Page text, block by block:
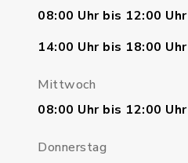
08:00 Uhr bis 12:00 Uhr
14:00 Uhr bis 18:00 Uhr
Mittwoch
08:00 Uhr bis 12:00 Uhr
Donnerstag